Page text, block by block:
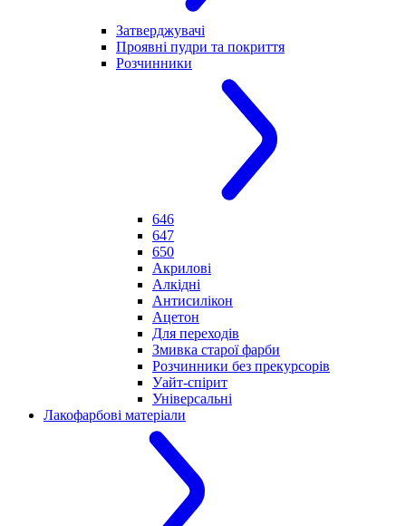
Затверджувачі
Проявні пудри та покриття
Розчинники
646
647
650
Акрилові
Алкідні
Антисилікон
Ацетон
Для переходів
Змивка старої фарби
Розчинники без прекурсорів
Уайт-спірит
Універсальні
Лакофарбові матеріали